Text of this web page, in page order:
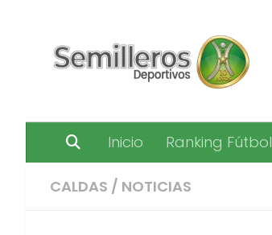
Inicio Ranking Fútbol
CALDAS / NOTICIAS